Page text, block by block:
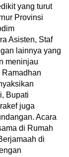
yang turut
Provinsi
Asisten, Staf
lainnya yang
meninjau
Bupati
juga
Acara
di Rumah
di